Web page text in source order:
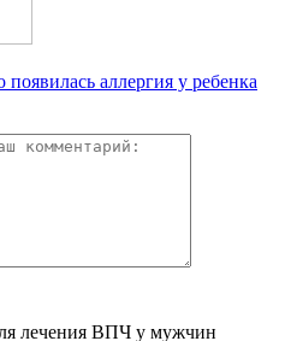
появилась аллергия у ребенка